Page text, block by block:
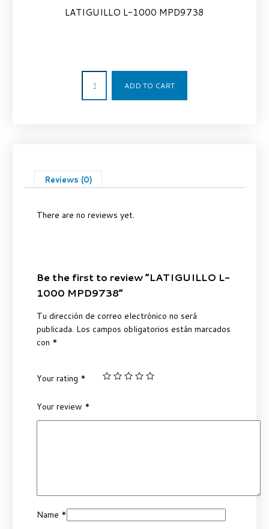
LATIGUILLO L-1000 MPD9738
ADD TO CART
Reviews (0)
There are no reviews yet.
Be the first to review “LATIGUILLO L-
1000 MPD9738”
Tu dirección de correo electrónico no será
publicada. Los campos obligatorios están marcados
con *
Your rating *
Your review *
Name *